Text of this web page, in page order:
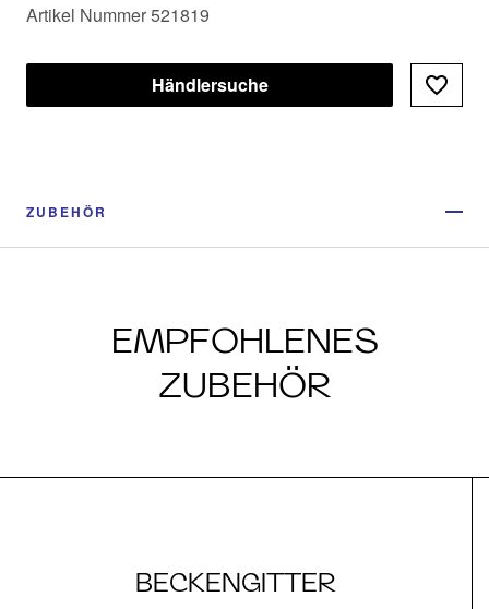
Artikel Nummer 521819
Händlersuche
ZUBEHÖR
EMPFOHLENES
ZUBEHÖR
BECKENGITTER